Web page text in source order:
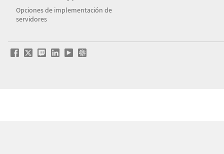
Opciones de implementación de
servidores